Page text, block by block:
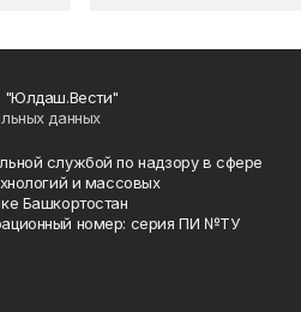
"Юлдаш.Вести"
данных
службой по надзору в сфере
и массовых
Башкортостан
номер: серия ПИ №ТУ